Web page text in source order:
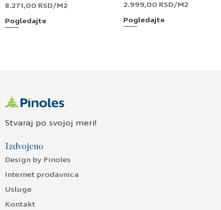
8.271,00 RSD/M2
Pogledajte
2.999,00 RSD/M2
Pogledajte
Stvaraj po svojoj meri!
Izdvojeno
Design by Pinoles
Internet prodavnica
Usluge
Kontakt